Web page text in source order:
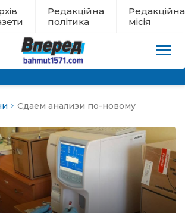
Редакційна
політика
Редакційна
місія
Сдаем анализи по-новому